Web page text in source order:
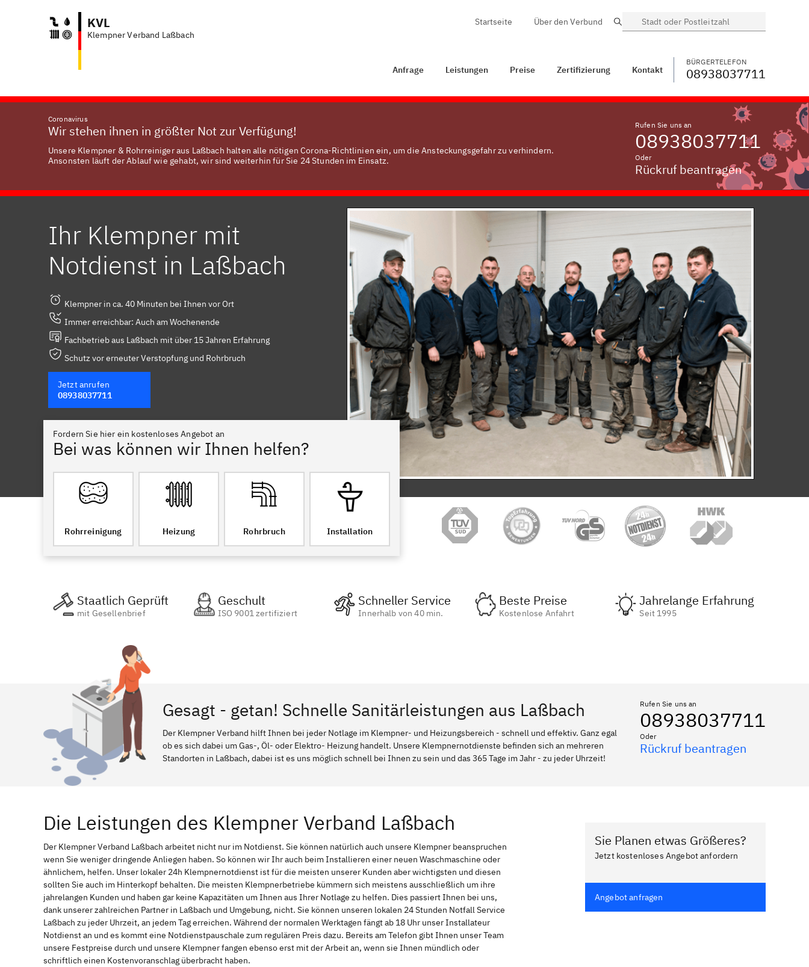
KVL
Klempner Verband Laßbach
BÜRGERTELEFON WECHSELN
Startseite Über den Verbund Suche
Anfrage Leistungen Preise Zertifizierung Kontakt
BÜRGERTELEFON
08938037711
Coronavirus
Wir stehen ihnen in größter Not zur Verfügung!
Unsere Klempner & Rohrreiniger aus Laßbach halten alle nötigen Corona-Richtlinien ein, um die Ansteckungsgefahr zu verhindern.
Ansonsten läuft der Ablauf wie gehabt, wir sind weiterhin für Sie 24 Stunden im Einsatz.
Rufen Sie uns an
08938037711
Oder
Rückruf beantragen
Ihr Klempner mit
Notdienst in Laßbach
Klempner in ca. 40 Minuten bei Ihnen vor Ort
Immer erreichbar: Auch am Wochenende
Fachbetrieb aus Laßbach mit über 15 Jahren Erfahrung
Schutz vor erneuter Verstopfung und Rohrbruch
Jetzt anrufen
08938037711
Fordern Sie hier ein kostenloses Angebot an
Bei was können wir Ihnen helfen?
Rohrreinigung Heizung Rohrbruch Installation
Staatlich Geprüft
mit Gesellenbrief
Geschult
ISO 9001 zertifiziert
Schneller Service
Innerhalb von 40 min.
Beste Preise
Kostenlose Anfahrt
Jahrelange Erfahrung
Seit 1995
Gesagt - getan! Schnelle Sanitärleistungen aus Laßbach
Der Klempner Verband hilft Ihnen bei jeder Notlage im Klempner- und Heizungsbereich - schnell und effektiv. Ganz egal
ob es sich dabei um Gas-, Öl- oder Elektro- Heizung handelt. Unsere Klempnernotdienste befinden sich an mehreren
Standorten in Laßbach, dabei ist es uns möglich schnell bei Ihnen zu sein und das 365 Tage im Jahr - zu jeder Uhrzeit!
Rufen Sie uns an
08938037711
Oder
Rückruf beantragen
Die Leistungen des Klempner Verband Laßbach
Der Klempner Verband Laßbach arbeitet nicht nur im Notdienst. Sie können natürlich auch unsere Klempner beanspruchen
wenn Sie weniger dringende Anliegen haben. So können wir Ihr auch beim Installieren einer neuen Waschmaschine oder
ähnlichem, helfen. Unser lokaler 24h Klempnernotdienst ist für die meisten unserer Kunden aber wichtigsten und diesen
sollten Sie auch im Hinterkopf behalten. Die meisten Klempnerbetriebe kümmern sich meistens ausschließlich um ihre
jahrelangen Kunden und haben gar keine Kapazitäten um Ihnen aus Ihrer Notlage zu helfen. Dies passiert Ihnen bei uns,
dank unserer zahlreichen Partner in Laßbach und Umgebung, nicht. Sie können unseren lokalen 24 Stunden Notfall Service
Laßbach zu jeder Uhrzeit, an jedem Tag erreichen. Während der normalen Werktagen fängt ab 18 Uhr unser Installateur
Notdienst an und es kommt eine Notdienstpauschale zum regulären Preis dazu. Bereits am Telefon gibt Ihnen unser Team
unsere Festpreise durch und unsere Klempner fangen ebenso erst mit der Arbeit an, wenn sie Ihnen mündlich oder
schriftlich einen Kostenvoranschlag überbracht haben.
Sie Planen etwas Größeres?
Jetzt kostenloses Angebot anfordern
Angebot anfragen